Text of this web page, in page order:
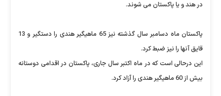
در هند و یا پاکستان می شوند.
پاکستان ماه دسامبر سال گذشته نیز 65 ماهیگیر هندی را دستگیر و 13
قایق آنها را نیز ضبط کرد.
این درحالی است که در ماه اکتبر سال جاری، پاکستان در اقدامی دوستانه
بیش از 60 ماهیگیر هندی را آزاد کرد.